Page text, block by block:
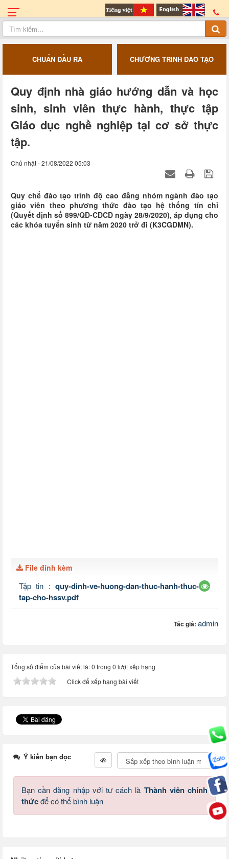
CHUẨN ĐẦU RA CHƯƠNG TRÌNH ĐÀO TẠO
Quy định nhà giáo hướng dẫn và học
sinh, sinh viên thực hành, thực tập
Giáo dục nghề nghiệp tại cơ sở thực
tập.
Chủ nhật - 21/08/2022 05:03
Quy chế đào tạo trình độ cao đẳng nhóm ngành đào tạo
giáo viên theo phương thức đào tạo hệ thống tín chỉ
(Quyết định số 899/QĐ-CĐCĐ ngày 28/9/2020), áp dụng cho
các khóa tuyển sinh từ năm 2020 trở đi (K3CGDMN).
File đính kèm
Tập tin : quy-dinh-ve-huong-dan-thuc-hanh-thuc-
tap-cho-hssv.pdf
Tác giả: admin
Tổng số điểm của bài viết là: 0 trong 0 lượt xếp hạng
Click để xếp hạng bài viết
Ý kiến bạn đọc
Bạn cần đăng nhập với tư cách là Thành viên chính
thứcđể có thể bình luận